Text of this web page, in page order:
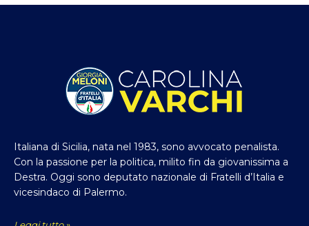
Italiana di Sicilia, nata nel 1983, sono avvocato penalista.
Con la passione per la politica, milito fin da giovanissima a
Destra. Oggi sono deputato nazionale di Fratelli d’Italia e
vicesindaco di Palermo.